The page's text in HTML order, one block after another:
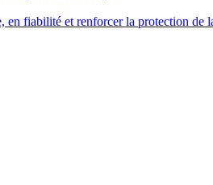
fiabilité et renforcer la protection de